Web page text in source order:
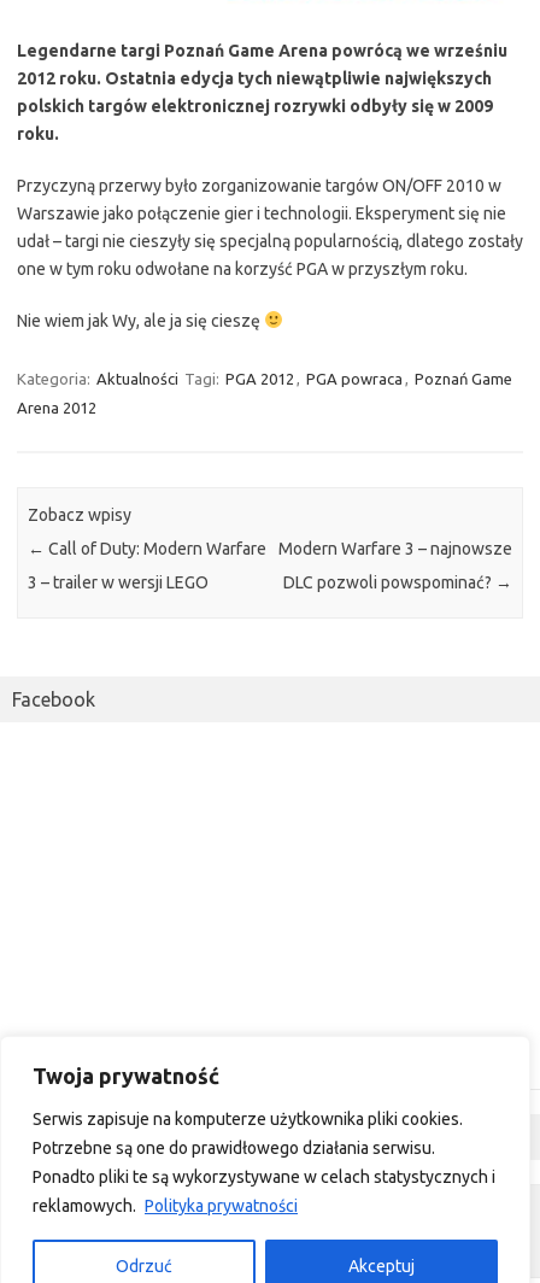
Twoja prywatność
Serwis zapisuje na komputerze użytkownika pliki cookies.
Potrzebne są one do prawidłowego działania serwisu.
Ponadto pliki te są wykorzystywane w celach statystycznych i
reklamowych. Polityka prywatności
Odrzuć Akceptuj
Legendarne targi Poznań Game Arena powrócą we wrześniu
2012 roku. Ostatnia edycja tych niewątpliwie największych
polskich targów elektronicznej rozrywki odbyły się w 2009
roku.
Przyczyną przerwy było zorganizowanie targów ON/OFF 2010 w
Warszawie jako połączenie gier i technologii. Eksperyment się nie
udał – targi nie cieszyły się specjalną popularnością, dlatego zostały
one w tym roku odwołane na korzyść PGA w przyszłym roku.
Nie wiem jak Wy, ale ja się cieszę
Kategoria: Aktualności Tagi: PGA 2012 PGA powraca
Poznań Game
Arena 2012
Zobacz wpisy
← Call of Duty: Modern Warfare
3 – trailer w wersji LEGO
Modern Warfare 3 – najnowsze
DLC pozwoli powspominać? →
Facebook
Dyskusja